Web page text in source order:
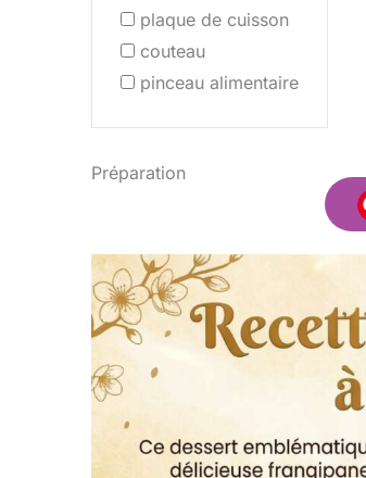
plaque de cuisson
couteau
pinceau alimentaire
Préparation